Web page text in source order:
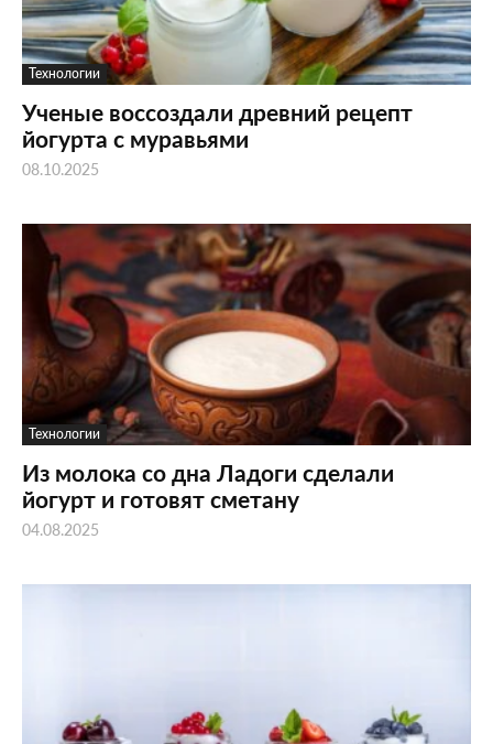
Технологии
Ученые воссоздали древний рецепт
йогурта с муравьями
08.10.2025
Технологии
Из молока со дна Ладоги сделали
йогурт и готовят сметану
04.08.2025